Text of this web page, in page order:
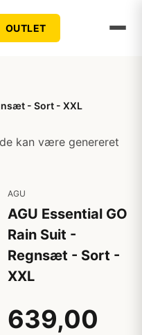
OUTLET
- Sort - XXL
kan være genereret
AGU
AGU Essential GO
Rain Suit -
Regnsæt - Sort -
XXL
639,00